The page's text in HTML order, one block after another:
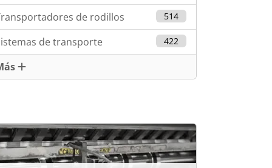
de rodillos 514
de transporte 422